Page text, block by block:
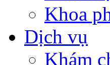
Khoa
Dịch vụ
Khám